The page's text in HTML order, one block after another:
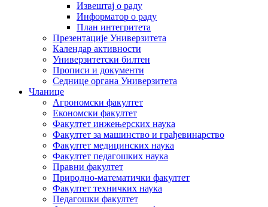
Извештај о раду
Информатор о раду
План интегритета
Презентације Универзитета
Календар активности
Универзитетски билтен
Прописи и документи
Седнице органа Универзитета
Чланице
Агрономски факултет
Економски факултет
Факултет инжењерских наука
Факултет за машинство и грађевинарство
Факултет медицинских наука
Факултет педагошких наука
Правни факултет
Природно-математички факултет
Факултет техничких наука
Педагошки факултет